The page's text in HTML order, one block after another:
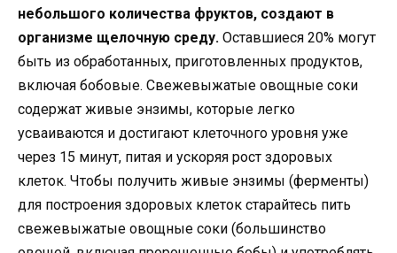
небольшого количества фруктов, создают в
организме щелочную среду. Оставшиеся 20% могут
быть из обработанных, приготовленных продуктов,
включая бобовые. Свежевыжатые овощные соки
содержат живые энзимы, которые легко
усваиваются и достигают клеточного уровня уже
через 15 минут, питая и ускоряя рост здоровых
клеток. Чтобы получить живые энзимы (ферменты)
для построения здоровых клеток старайтесь пить
свежевыжатые овощные соки (большинство